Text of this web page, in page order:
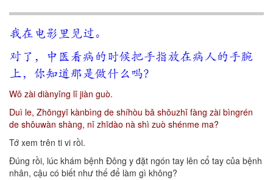
我在电影里见过。
对了，中医看病的时候把手指放在病人的手腕
上，你知道那是做什么吗？
Wǒ zài diànyǐng lǐ jiàn guò.
Duì le, Zhōngyī kànbìng de shíhòu bǎ shǒuzhǐ fàng zài bìngrén
de shǒuwàn shàng, nǐ zhīdào nà shì zuò shénme ma?
Tớ xem trên ti vi rồi.
Đúng rồi, lúc khám bệnh Đông y đặt ngón tay lên cổ tay của bệnh
nhân, cậu có biết như thế để làm gì không?